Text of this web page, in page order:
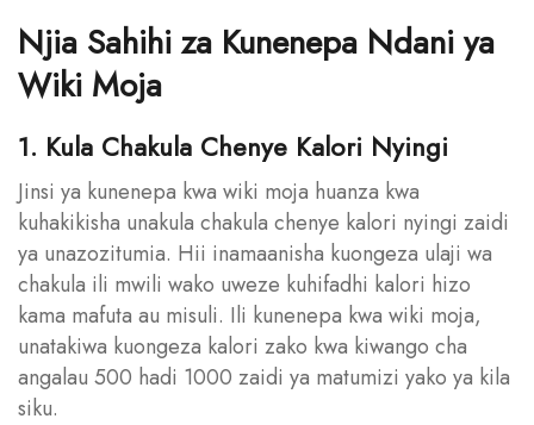
Njia Sahihi za Kunenepa Ndani ya
Wiki Moja
1. Kula Chakula Chenye Kalori Nyingi
Jinsi ya kunenepa kwa wiki moja huanza kwa
kuhakikisha unakula chakula chenye kalori nyingi zaidi
ya unazozitumia. Hii inamaanisha kuongeza ulaji wa
chakula ili mwili wako uweze kuhifadhi kalori hizo
kama mafuta au misuli. Ili kunenepa kwa wiki moja,
unatakiwa kuongeza kalori zako kwa kiwango cha
angalau 500 hadi 1000 zaidi ya matumizi yako ya kila
siku.